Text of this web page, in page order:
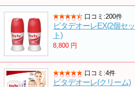
口コミ:200件
ピタデオーレEX(2個セッ
ト)
8,800 円
口コミ:4件
ピタデオーレ(クリーム)